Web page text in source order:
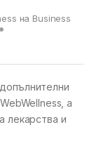
на Business
а
лекарства и